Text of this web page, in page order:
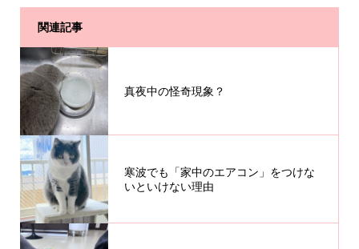
関連記事
真夜中の怪奇現象？
寒波でも「家中のエアコン」をつけな
いといけない理由